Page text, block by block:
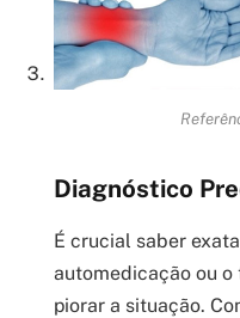
Diagnóstico
É crucial saber
automedicação ou
piorar a situação.